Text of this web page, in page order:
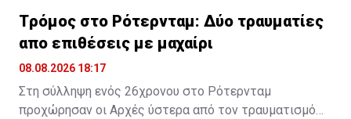
Tρόμος στο Ρότερνταμ: Δύο τραυματίες
απο επιθέσεις με μαχαίρι
08.08.2026 18:17
Στη σύλληψη ενός 26χρονου στο Ρότερνταμ
προχώρησαν οι Αρχές ύστερα από τον τραυματισμό